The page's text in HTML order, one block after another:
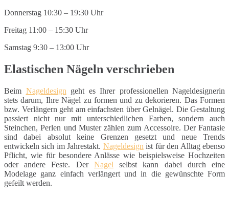
Donnerstag 10:30 – 19:30 Uhr
Freitag 11:00 – 15:30 Uhr
Samstag 9:30 – 13:00 Uhr
Elastischen Nägeln verschrieben
Beim Nageldesign geht es Ihrer professionellen Nageldesignerin
stets darum, Ihre Nägel zu formen und zu dekorieren. Das Formen
bzw. Verlängern geht am einfachsten über Gelnägel. Die Gestaltung
passiert nicht nur mit unterschiedlichen Farben, sondern auch
Steinchen, Perlen und Muster zählen zum Accessoire. Der Fantasie
sind dabei absolut keine Grenzen gesetzt und neue Trends
entwickeln sich im Jahrestakt. Nageldesign ist für den Alltag ebenso
Pflicht, wie für besondere Anlässe wie beispielsweise Hochzeiten
oder andere Feste. Der Nagel selbst kann dabei durch eine
Modelage ganz einfach verlängert und in die gewünschte Form
gefeilt werden.